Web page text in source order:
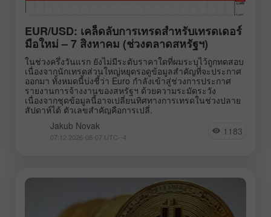
EUR/USD: เคล็ดลับการเทรดสำหรับเทรดเดอร์
มือใหม่ – 7 สิงหาคม (ช่วงตลาดสหรัฐฯ)
ในช่วงครึ่งวันแรก ยังไม่มีระดับราคาใดที่ผมระบุไว้ถูกทดสอบ
เนื่องจากนักเทรดส่วนใหญ่หยุดรอดูข้อมูลสำคัญที่จะประกาศ
ออกมา ทั้งหมดนี้บ่งชี้ว่า Euro กำลังเข้าสู่ช่วงการประกาศ
รายงานการจ้างงานของสหรัฐฯ ด้วยความระมัดระวัง
เนื่องจากชุดข้อมูลนี้อาจเปลี่ยนทิศทางการเทรดในช่วงปลาย
สัปดาห์ได้ ตัวเลขสำคัญคือการเปลี่.
Jakub Novak
07:12 2026-08-07 UTC--4 1183